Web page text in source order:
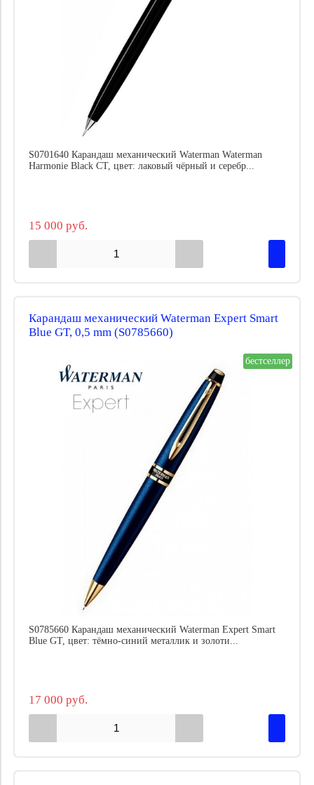
S0701640 Карандаш механический Waterman Waterman
Harmonie Black CT, цвет: лаковый чёрный и серебр...
15 000 руб.
Карандаш механический Waterman Expert Smart
Blue GT, 0,5 mm (S0785660)
бестселлер
S0785660 Карандаш механический Waterman Expert Smart
Blue GT, цвет: тёмно-синий металлик и золоти...
17 000 руб.